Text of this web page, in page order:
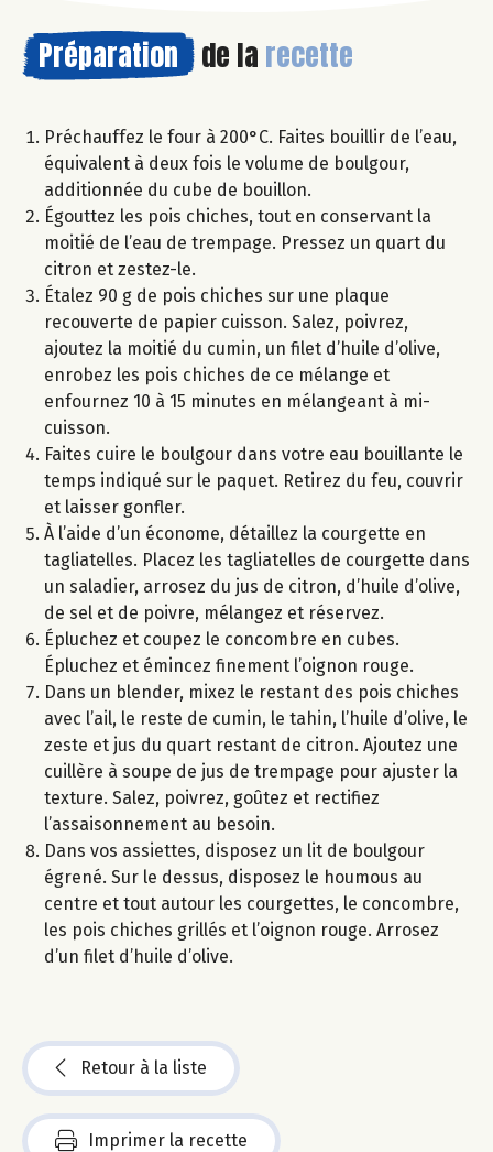
Préparation de la recette
Préchauffez le four à 200°C. Faites bouillir de l’eau,
équivalent à deux fois le volume de boulgour,
additionnée du cube de bouillon.
Égouttez les pois chiches, tout en conservant la
moitié de l’eau de trempage. Pressez un quart du
citron et zestez-le.
Étalez 90 g de pois chiches sur une plaque
recouverte de papier cuisson. Salez, poivrez,
ajoutez la moitié du cumin, un filet d’huile d’olive,
enrobez les pois chiches de ce mélange et
enfournez 10 à 15 minutes en mélangeant à mi-
cuisson.
Faites cuire le boulgour dans votre eau bouillante le
temps indiqué sur le paquet. Retirez du feu, couvrir
et laisser gonfler.
À l’aide d’un économe, détaillez la courgette en
tagliatelles. Placez les tagliatelles de courgette dans
un saladier, arrosez du jus de citron, d’huile d’olive,
de sel et de poivre, mélangez et réservez.
Épluchez et coupez le concombre en cubes.
Épluchez et émincez finement l’oignon rouge.
Dans un blender, mixez le restant des pois chiches
avec l’ail, le reste de cumin, le tahin, l’huile d’olive, le
zeste et jus du quart restant de citron. Ajoutez une
cuillère à soupe de jus de trempage pour ajuster la
texture. Salez, poivrez, goûtez et rectifiez
l’assaisonnement au besoin.
Dans vos assiettes, disposez un lit de boulgour
égrené. Sur le dessus, disposez le houmous au
centre et tout autour les courgettes, le concombre,
les pois chiches grillés et l’oignon rouge. Arrosez
d’un filet d’huile d’olive.
Retour à la liste
Imprimer la recette